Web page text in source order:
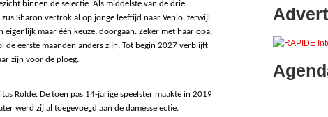
binnen de selectie. Als middelste van de drie
Sharon vertrok al op jonge leeftijd naar Venlo, terwijl
maar één keuze: doorgaan. Zeker met haar opa,
eerste maanden anders zijn. Tot begin 2027 verblijft
zijn voor de ploeg.
Rolde. De toen pas 14-jarige speelster maakte in 2019
werd zij al toegevoegd aan de damesselectie.